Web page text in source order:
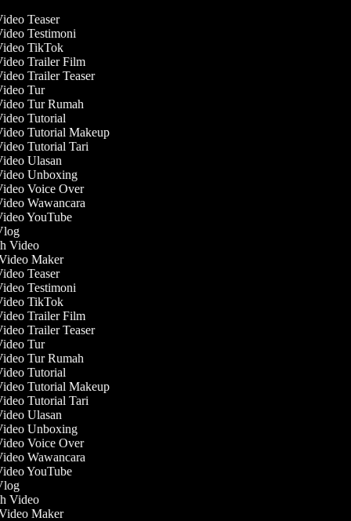
Teaser
Testimoni
TikTok
Trailer Film
Trailer Teaser
Tur
Tur Rumah
Tutorial
Tutorial Makeup
Tutorial Tari
Ulasan
Unboxing
Voice Over
Wawancara
YouTube
Video
Maker
Teaser
Testimoni
TikTok
Trailer Film
Trailer Teaser
Tur
Tur Rumah
Tutorial
Tutorial Makeup
Tutorial Tari
Ulasan
Unboxing
Voice Over
Wawancara
YouTube
Video
Maker